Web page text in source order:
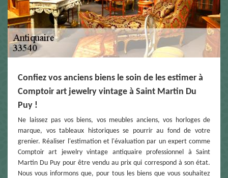
Confiez vos anciens biens le soin de les estimer à
Comptoir art jewelry vintage à Saint Martin Du
Puy !
Ne laissez pas vos biens, vos meubles anciens, vos horloges de
marque, vos tableaux historiques se pourrir au fond de votre
grenier. Réaliser l'estimation et l'évaluation par un expert comme
Comptoir art jewelry vintage antiquaire professionnel à Saint
Martin Du Puy pour être vendu au prix qui correspond à son état.
Nous vous informons que, pour tous les biens que vous souhaitez